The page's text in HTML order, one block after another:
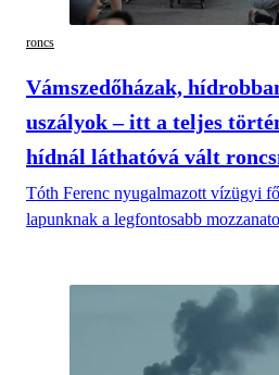
roncs
Vámszedőházak,
uszályok – itt a teljes
hídnál láthatóvá vált
Tóth Ferenc nyugalmazott vízügyi
lapunknak a legfontosabb